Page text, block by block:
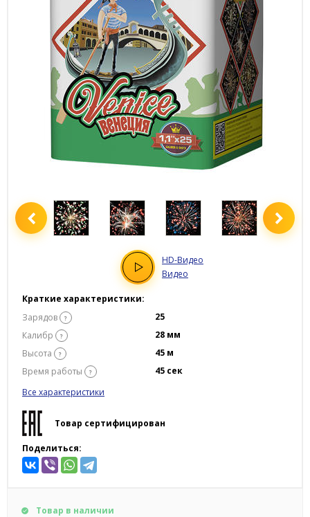
HD-Видео
Видео
Краткие характеристики:
Зарядов
?
25
Калибр
?
28 мм
Высота
?
45 м
Время работы
?
45 сек
Все характеристики
Товар сертифицирован
Поделиться:
Товар в наличии